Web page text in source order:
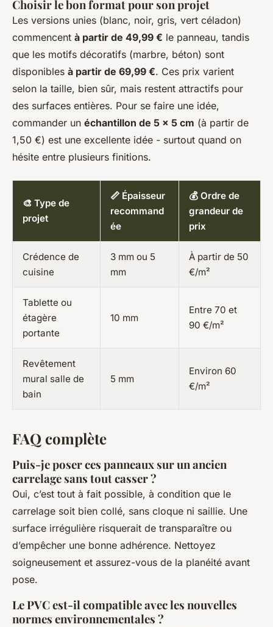
Choisir le bon format pour son projet
Les versions unies (blanc, noir, gris, vert céladon)
commencent à partir de 49,99 € le panneau, tandis
que les motifs décoratifs (marbre, béton) sont
disponibles à partir de 69,99 €. Ces prix varient
selon la taille, bien sûr, mais restent attractifs pour
des surfaces entières. Pour se faire une idée,
commander un échantillon de 5 x 5 cm (à partir de
1,50 €) est une excellente idée - surtout quand on
hésite entre plusieurs finitions.
🎨 Type de
projet
📏 Épaisseur
recommand
ée
💰 Ordre de
grandeur de
prix
Crédence de
cuisine
3 mm ou 5
mm
À partir de 50
€/m²
Tablette ou
étagère
portante
10 mm
Entre 70 et
90 €/m²
Revêtement
mural salle de
bain
5 mm
Environ 60
€/m²
FAQ complète
Puis-je poser ces panneaux sur un ancien
carrelage sans tout casser ?
Oui, c’est tout à fait possible, à condition que le
carrelage soit bien collé, sans cloque ni saillie. Une
surface irrégulière risquerait de transparaître ou
d’empêcher une bonne adhérence. Nettoyez
soigneusement et assurez-vous de la planéité avant
pose.
Le PVC est-il compatible avec les nouvelles
normes environnementales ?